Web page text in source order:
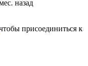
назад
присоединиться к